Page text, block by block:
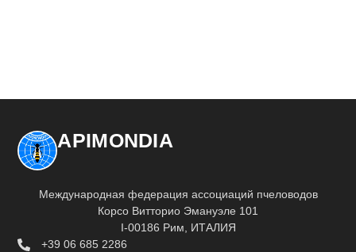
APIMONDIA
Международная федерация ассоциаций пчеловодов
Корсо Витторио Эмануэле 101
I-00186 Рим, ИТАЛИЯ
+39 06 685 2286